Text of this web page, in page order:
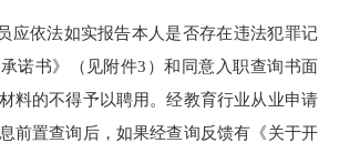
应依法如实报告本人是否存在违法犯罪记
诺书》（见附件3 ）和同意入职查询书面
料的不得予以聘用。经教育行业从业申请
前置查询后，如果经查询反馈有《关于开